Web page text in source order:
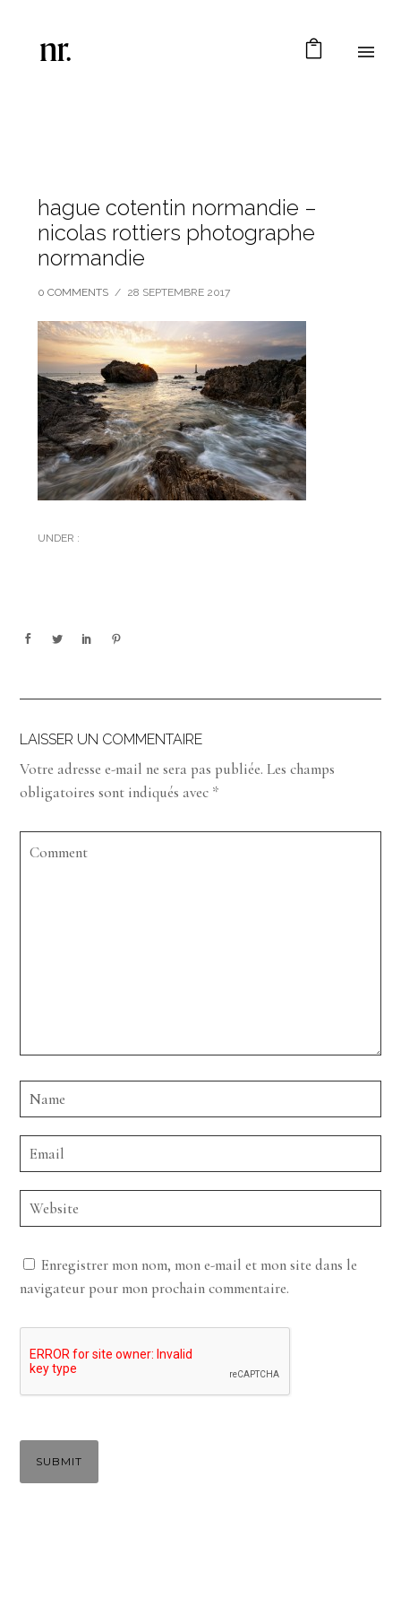
hague cotentin normandie –
nicolas rottiers photographe
normandie
0 COMMENTS / 28 SEPTEMBRE 2017
UNDER :
LAISSER UN COMMENTAIRE
Votre adresse e-mail ne sera pas publiée. Les champs
obligatoires sont indiqués avec *
Enregistrer mon nom, mon e-mail et mon site dans le
navigateur pour mon prochain commentaire.